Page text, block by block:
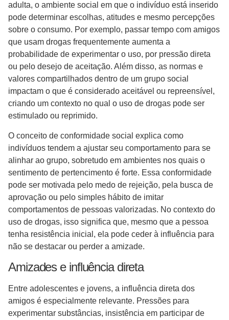
adulta, o ambiente social em que o indivíduo está inserido
pode determinar escolhas, atitudes e mesmo percepções
sobre o consumo. Por exemplo, passar tempo com amigos
que usam drogas frequentemente aumenta a
probabilidade de experimentar o uso, por pressão direta
ou pelo desejo de aceitação. Além disso, as normas e
valores compartilhados dentro de um grupo social
impactam o que é considerado aceitável ou repreensível,
criando um contexto no qual o uso de drogas pode ser
estimulado ou reprimido.
O conceito de conformidade social explica como
indivíduos tendem a ajustar seu comportamento para se
alinhar ao grupo, sobretudo em ambientes nos quais o
sentimento de pertencimento é forte. Essa conformidade
pode ser motivada pelo medo de rejeição, pela busca de
aprovação ou pelo simples hábito de imitar
comportamentos de pessoas valorizadas. No contexto do
uso de drogas, isso significa que, mesmo que a pessoa
tenha resistência inicial, ela pode ceder à influência para
não se destacar ou perder a amizade.
Amizades e influência direta
Entre adolescentes e jovens, a influência direta dos
amigos é especialmente relevante. Pressões para
experimentar substâncias, insistência em participar de